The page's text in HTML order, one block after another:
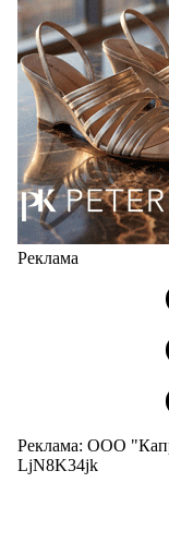
Реклама
Реклама: ООО
LjN8K34jk